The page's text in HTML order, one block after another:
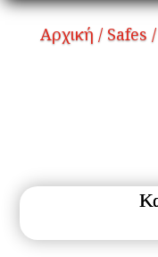
Αρχική / Safes